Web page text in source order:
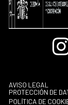
Bandcamp
AVISO LEGAL
PROTECCIÓN DE
POLÍTICA DE